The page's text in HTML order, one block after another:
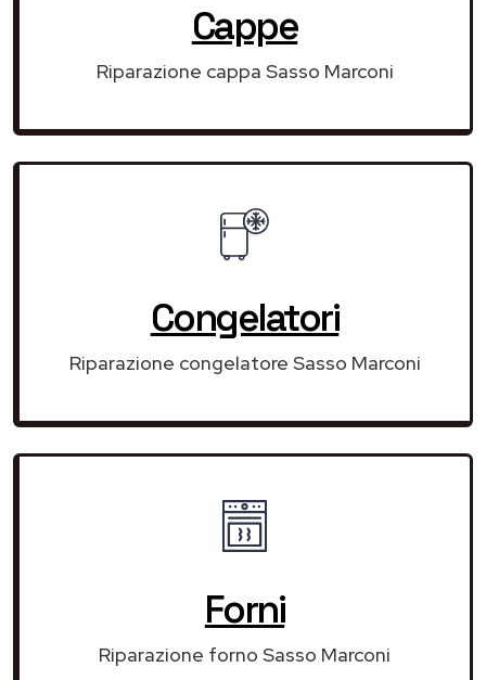
Cappe
Riparazione cappa Sasso Marconi
Congelatori
Riparazione congelatore Sasso Marconi
Forni
Riparazione forno Sasso Marconi